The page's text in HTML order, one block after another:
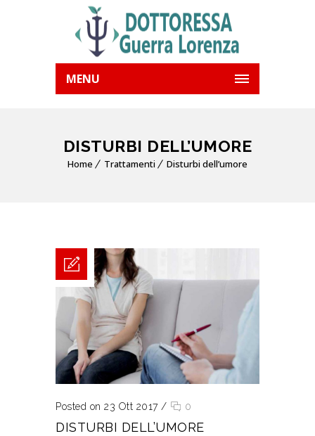
MENU
DISTURBI DELL’UMORE
Home Trattamenti Disturbi dell’umore
Posted on 23 Ott 2017 / 0
DISTURBI DELL’UMORE